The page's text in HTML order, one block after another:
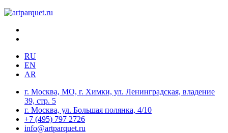
RU
EN
AR
г. Москва, МО, г. Химки, ул. Ленинградская, владение
39, стр. 5
г. Москва, ул. Большая полянка, 4/10
+7 (495) 797 2726
info@artparquet.ru